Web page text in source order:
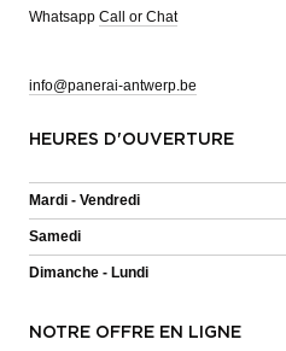
Whatsapp Call or Chat
info@panerai-antwerp.be
HEURES D'OUVERTURE
Mardi - Vendredi
Samedi
Dimanche - Lundi
NOTRE OFFRE EN LIGNE